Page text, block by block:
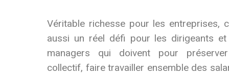
Véritable richesse pour les entreprises,
aussi un réel défi pour les dirigeants
managers qui doivent pour
collectif, faire travailler ensemble des